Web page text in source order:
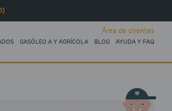
GASÓLEO A Y AGRÍCOLA BLOG AYUDA Y FAQ
Área de clientes